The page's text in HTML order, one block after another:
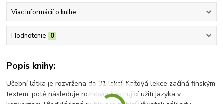
Viac informácií o knihe
Hodnotenie 0
Popis knihy:
Učební látka je rozvržena do 31 lekcí. Každýá lekce začíná finským
textem, poté následuje rozhovor ilustrující užití jazyka v